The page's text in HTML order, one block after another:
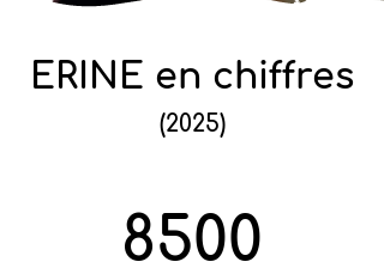
ERINE en chiffres
(2025)
8500